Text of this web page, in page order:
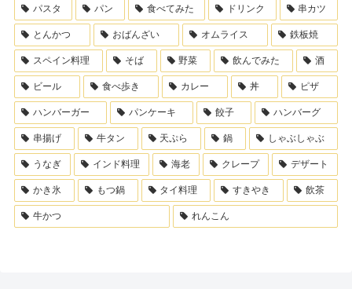
パスタ パン 食べてみた ドリンク 串カツ
とんかつ おばんざい オムライス 鉄板焼
スペイン料理 そば 野菜 飲んでみた 酒
ビール 食べ歩き カレー 丼 ピザ
ハンバーガー パンケーキ 餃子 ハンバーグ
串揚げ 牛タン 天ぷら 鍋 しゃぶしゃぶ
うなぎ インド料理 海老 クレープ デザート
かき氷 もつ鍋 タイ料理 すきやき 飲茶
牛かつ れんこん